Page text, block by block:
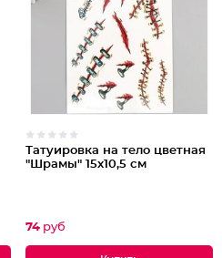
Татуировка на тело цветная
"Шрамы" 15х10,5 см
74 руб